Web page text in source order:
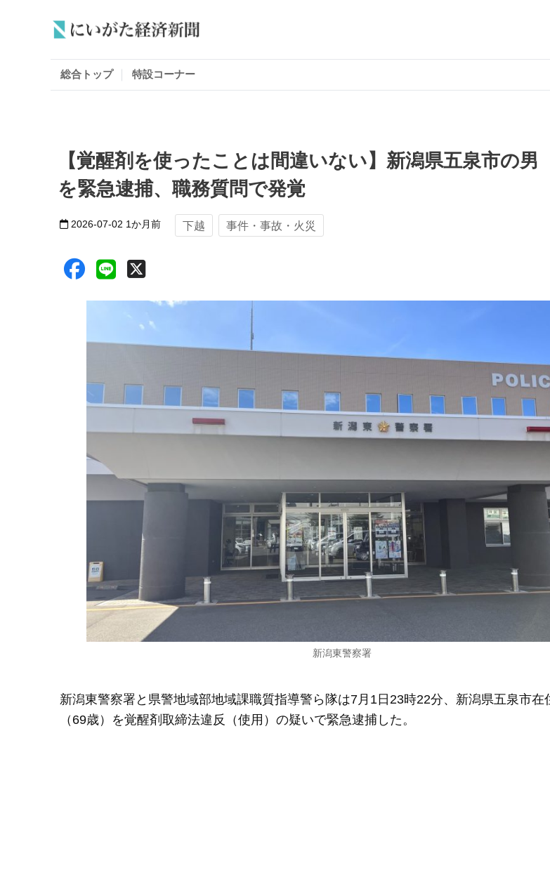
総合トップ 特設コーナー
【覚醒剤を使ったことは間違いない】新潟県五泉市の男
を緊急逮捕、職務質問で発覚
2026-07-02 1か月前 下越 事件・事故・火災
新潟東警察署
新潟東警察署と県警地域部地域課職質指導警ら隊は7月1日23時22分、新潟県五泉市在
（69歳）を覚醒剤取締法違反（使用）の疑いで緊急逮捕した。